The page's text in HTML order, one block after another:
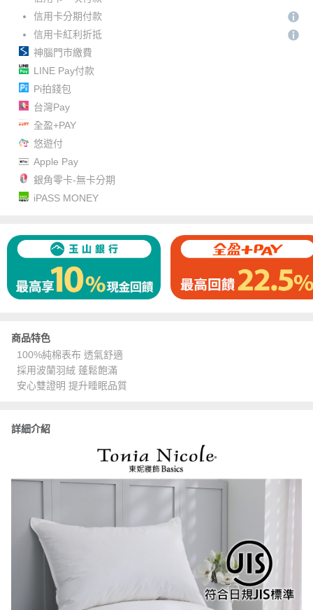
信用卡分期付款
信用卡紅利折抵
神腦門市繳費
LINE Pay付款
Pi拍錢包
台灣Pay
全盈+PAY
悠遊付
Apple Pay
銀角零卡-無卡分期
iPASS MONEY
商品特色
100%純棉表布 透氣舒適
採用波蘭羽絨 蓬鬆飽滿
安心雙證明 提升睡眠品質
詳細介紹